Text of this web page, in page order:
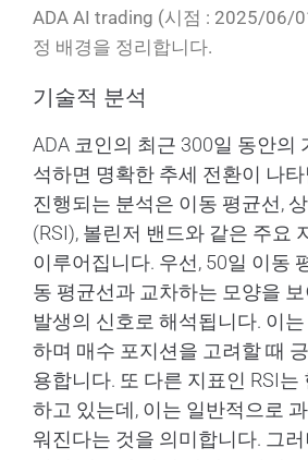
ADA AI trading (시점 : 2025/06/
정 배경을 정리합니다.
기술적 분석
ADA 코인의 최근 300일 동안의
석하면 명확한 추세 전환이 나
진행되는 분석은 이동 평균선,
(RSI), 볼린저 밴드와 같은 주요
이루어집니다. 우선, 50일 이동
동 평균선과 교차하는 모양을
발생의 신호로 해석됩니다. 이
하며 매수 포지션을 고려할 때
용합니다. 또 다른 지표인 RSI는
하고 있는데, 이는 일반적으로
워진다는 것을 의미합니다. 그